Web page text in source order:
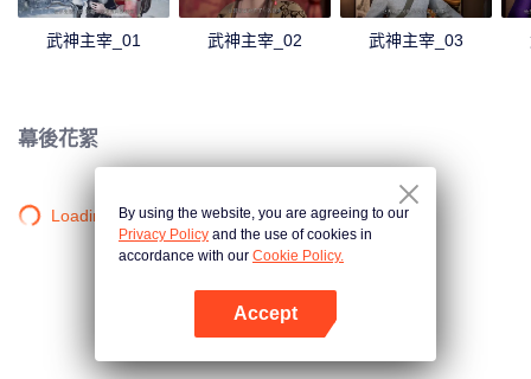
武神主宰_01 武神主宰_02 武神主宰_03
幕後花絮
Loading…By using the website, you are agreeing to our
Privacy Policy and the use of cookies in
accordance with our Cookie Policy.
Accept